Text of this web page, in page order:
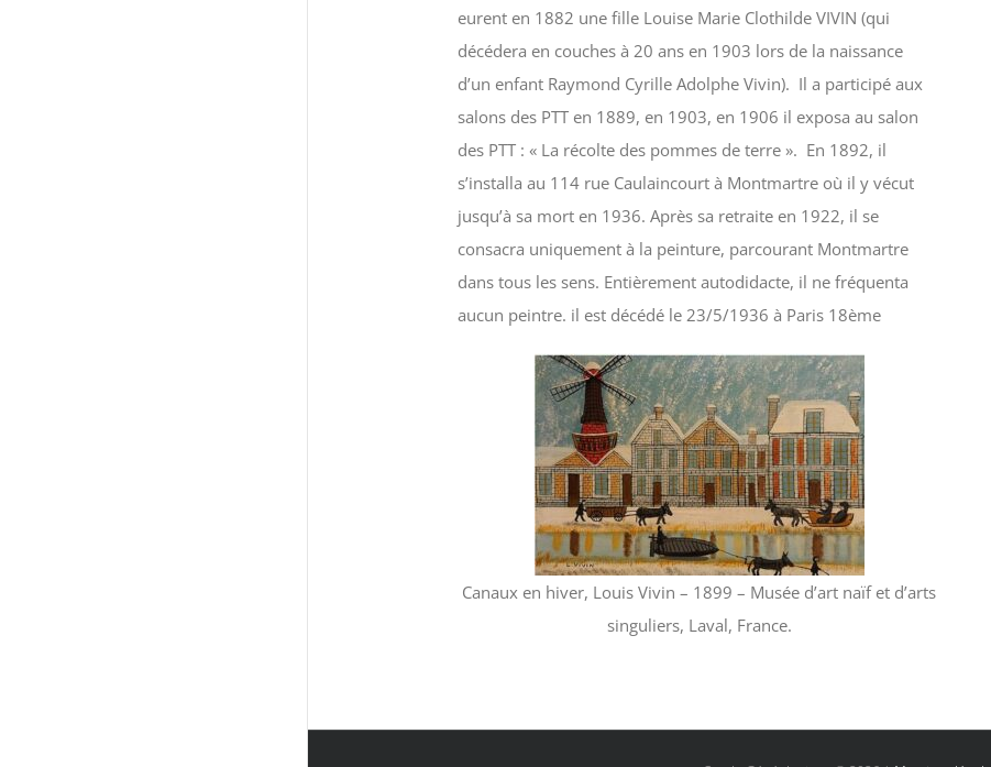
eurent en 1882 une fille Louise Marie Clothilde VIVIN (qui
décédera en couches à 20 ans en 1903 lors de la naissance
d’un enfant Raymond Cyrille Adolphe Vivin). Il a participé aux
salons des PTT en 1889, en 1903, en 1906 il exposa au salon
des PTT : « La récolte des pommes de terre ». En 1892, il
s’installa au 114 rue Caulaincourt à Montmartre où il y vécut
jusqu’à sa mort en 1936. Après sa retraite en 1922, il se
consacra uniquement à la peinture, parcourant Montmartre
dans tous les sens. Entièrement autodidacte, il ne fréquenta
aucun peintre. il est décédé le 23/5/1936 à Paris 18ème
Canaux en hiver, Louis Vivin – 1899 – Musée d’art naïf et d’arts
singuliers, Laval, France.